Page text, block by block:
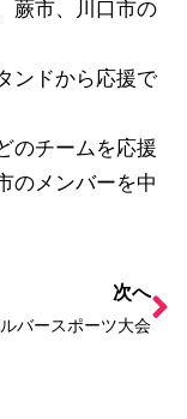
蕨市、川口市の
ンドから応援で
のチームを応援
のメンバーを中
次へ
バースポーツ大会